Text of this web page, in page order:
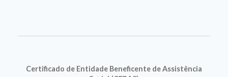
Certificado de Entidade Beneficente de Assistência